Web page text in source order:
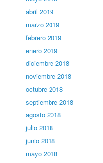
abril 2019
marzo 2019
febrero 2019
enero 2019
diciembre 2018
noviembre 2018
octubre 2018
septiembre 2018
agosto 2018
julio 2018
junio 2018
mayo 2018